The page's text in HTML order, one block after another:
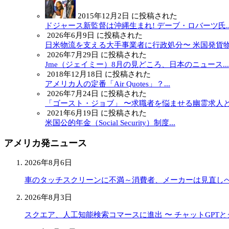
2015年12月2日 に投稿された
ドジャース新監督は沖縄生まれ! デーブ・ロバーツ氏
2026年6月9日 に投稿された
日米物流を支える大手事業者に行政処分〜 米国発貨
2026年7月29日 に投稿された
Jme（ジェイミー）8月の見どころ、日本のニュース...
2018年12月18日 に投稿された
アメリカ人の定番「Air Quotes」？...
2026年7月24日 に投稿された
「ゴースト・ジョブ」 〜求職者を悩ませる幽霊求人
2021年6月19日 に投稿された
米国公的年金（Social Security）制度...
アメリカ発ニュース
2026年8月6日
車のタッチスクリーンに不満～消費者、メーカーは見直し
2026年8月3日
スクエア、人工知能検索コマースに進出 〜 チャットGPT